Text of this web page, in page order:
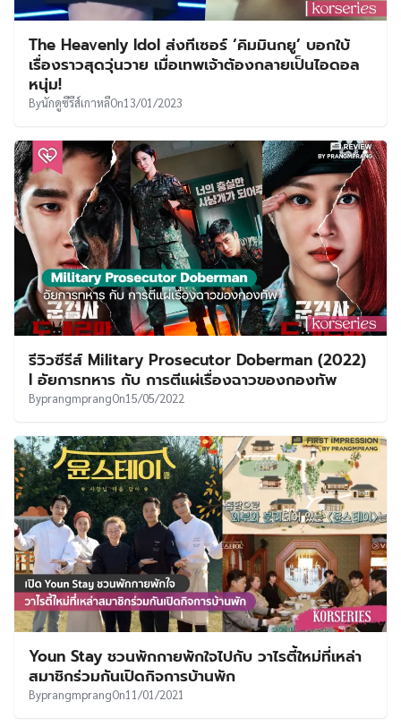
The Heavenly Idol ส่งทีเซอร์ ‘คิมมินกยู’ บอกใบ้
เรื่องราวสุดวุ่นวาย เมื่อเทพเจ้าต้องกลายเป็นไอดอล
หนุ่ม!
Byนักดูซีรีส์เกาหลีOn13/01/2023
รีวิวซีรีส์ Military Prosecutor Doberman (2022)
l อัยการทหาร กับ การตีแผ่เรื่องฉาวของกองทัพ
ByprangmprangOn15/05/2022
Youn Stay ชวนพักกายพักใจไปกับ วาไรตี้ใหม่ที่เหล่า
สมาชิกร่วมกันเปิดกิจการบ้านพัก
ByprangmprangOn11/01/2021